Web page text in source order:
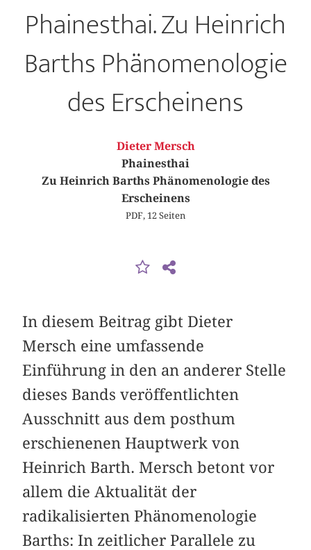
Phainesthai. Zu Heinrich
Barths Phänomenologie
des Erscheinens
Dieter Mersch
Phainesthai
Zu Heinrich Barths Phänomenologie des
Erscheinens
PDF, 12 Seiten
In diesem Beitrag gibt Dieter
Mersch eine umfassende
Einführung in den an anderer Stelle
dieses Bands veröffentlichten
Ausschnitt aus dem posthum
erschienenen Hauptwerk von
Heinrich Barth. Mersch betont vor
allem die Aktualität der
radikalisierten Phänomenologie
Barths: In zeitlicher Parallele zu